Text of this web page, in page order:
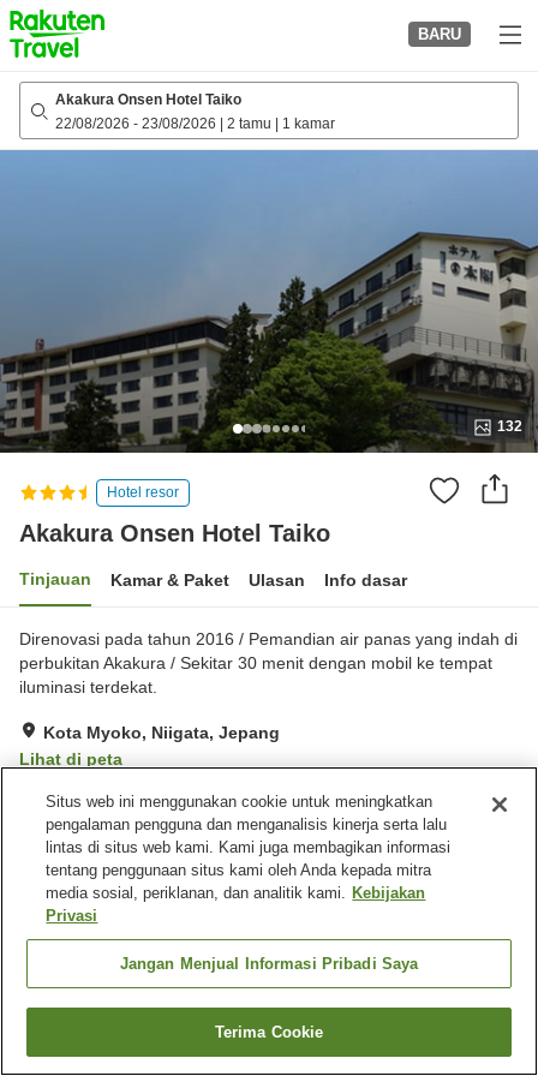
to
top
page
BARU
Akakura Onsen Hotel Taiko
22/08/2026 - 23/08/2026 2 tamu 1 kamar
132
Hotel resor
Akakura Onsen Hotel Taiko
Tinjauan Kamar & Paket Ulasan Info dasar
Direnovasi pada tahun 2016 / Pemandian air panas yang indah di
perbukitan Akakura / Sekitar 30 menit dengan mobil ke tempat
iluminasi terdekat.
Kota Myoko, Niigata, Jepang
Lihat di peta
Sangat baik Ulasan: 79
Fasilitas properti
Tempat parkir
Sauna
Spa / Salon kecantikan
Beranda Jepang Niigata
Kota Myoko
Akakura Onsen Hotel Taiko
Cari kamar
Situs web ini menggunakan cookie untuk meningkatkan
pengalaman pengguna dan menganalisis kinerja serta lalu
lintas di situs web kami. Kami juga membagikan informasi
tentang penggunaan situs kami oleh Anda kepada mitra
media sosial, periklanan, dan analitik kami. Kebijakan
Privasi
Jangan Menjual Informasi Pribadi Saya
Terima Cookie